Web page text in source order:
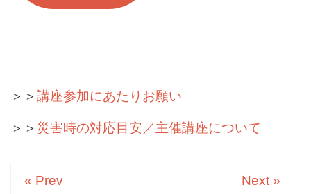
＞＞ 講座参加にあたりお願い
＞＞ 災害時の対応目安／主催講座について
« Prev Next »